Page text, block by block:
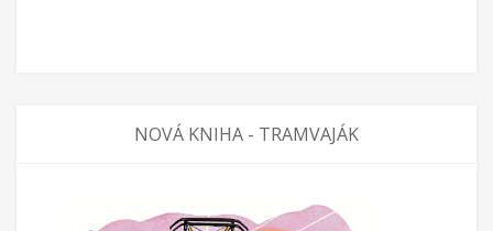
NOVÁ KNIHA - TRAMVAJÁK